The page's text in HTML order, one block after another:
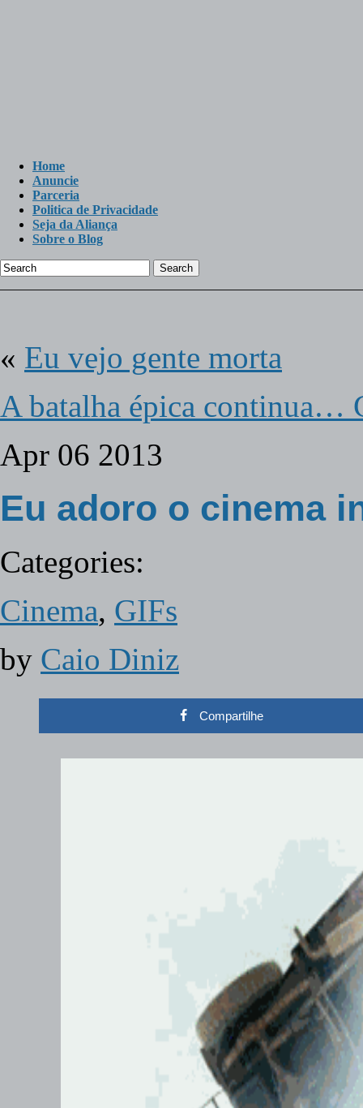
Home
Anuncie
Parceria
Politica de Privacidade
Seja da Aliança
Sobre o Blog
Search
« Eu vejo gente morta
A batalha épica continua…
Apr 06 2013
Eu adoro o cinema
Categories:
Cinema, GIFs
by Caio Diniz
Compartilhe